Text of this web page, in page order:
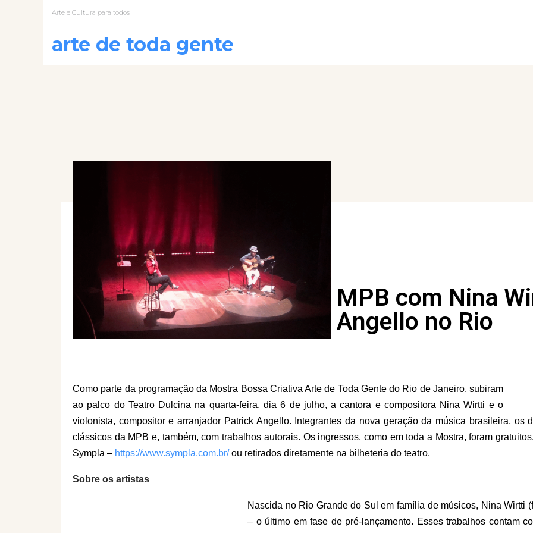
Arte e Cultura para todos
arte de toda gente
MPB com Nina
Angello no Rio
Como parte da programação da Mostra Bossa Criativa Arte de Toda Gente do Rio de Janeiro, subiram
ao palco do Teatro Dulcina na quarta-feira, dia6 de ju ho,a cantora e compositora Nina Wirtti e o
violonista, compositor e arranjador Patrick Angello. Integrantes da nova geração da música brasileira, os
clássicos da MPB e, também, com trabalhos autorais. Os ingressos, como em toda a Mostra, foram
Sympla – https://www.sympla.com.br/ ou retirados diretamente na bilheteria do teatro.
Sobre os artistas
Nascida no Rio Grande do Sul em família de músicos, Nina Wirtti
– o último em fase de pré-lançamento. Esses trabalhos contam